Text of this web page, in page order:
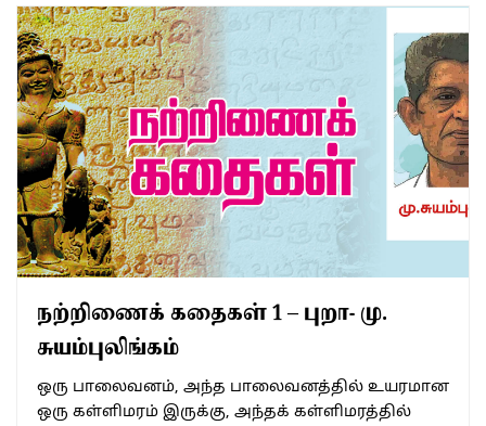
நற்றிணைக் கதைகள் 1 – புறா- மு.
சுயம்புலிங்கம்
ஒரு பாலைவனம், அந்த பாலைவனத்தில் உயரமான
ஒரு கள்ளிமரம் இருக்கு, அந்தக் கள்ளிமரத்தில்